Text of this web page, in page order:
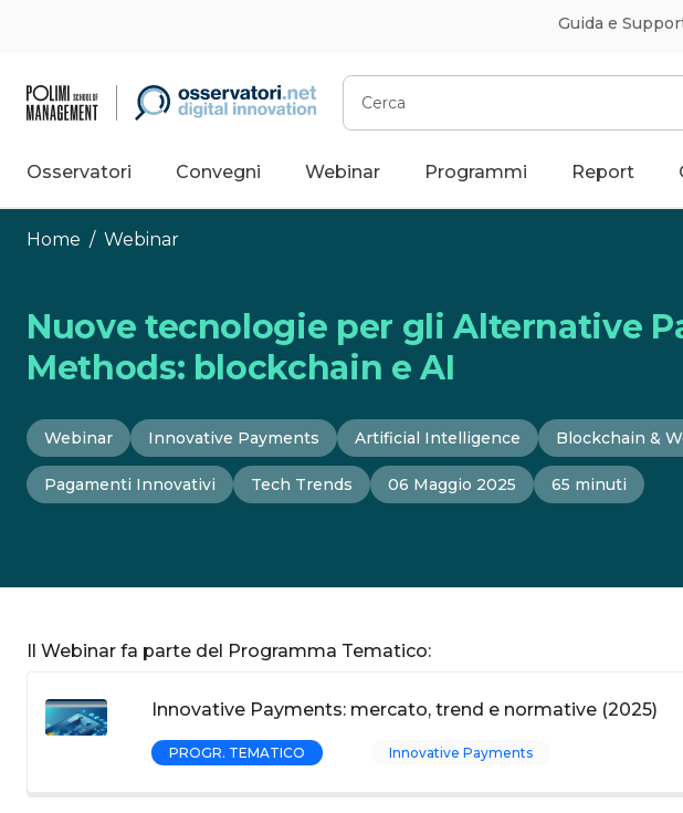
Guida e
Cerca
Osservatori Convegni Webinar Programmi Report
Home / Webinar
Nuove tecnologie per gli Alternative
Methods: blockchain e AI
Webinar Innovative Payments Artificial Intelligence Blockchain &
Pagamenti Innovativi Tech Trends 06 Maggio 2025 65 minuti
Il Webinar fa parte del Programma Tematico:
Innovative Payments: mercato, trend e normative (2025)
PROGR. TEMATICO Innovative Payments